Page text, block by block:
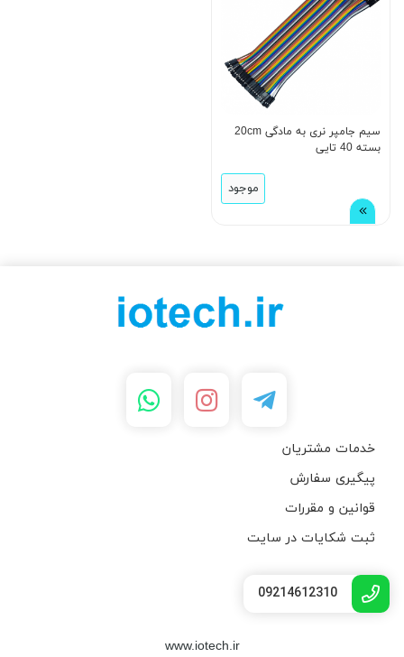
سیم جامپر نری به مادگی 20cm
بسته 40 تایی
موجود
خدمات مشتریان
پیگیری سفارش
قوانین و مقررات
ثبت شکایات در سایت
09214612310
www.iotech.ir